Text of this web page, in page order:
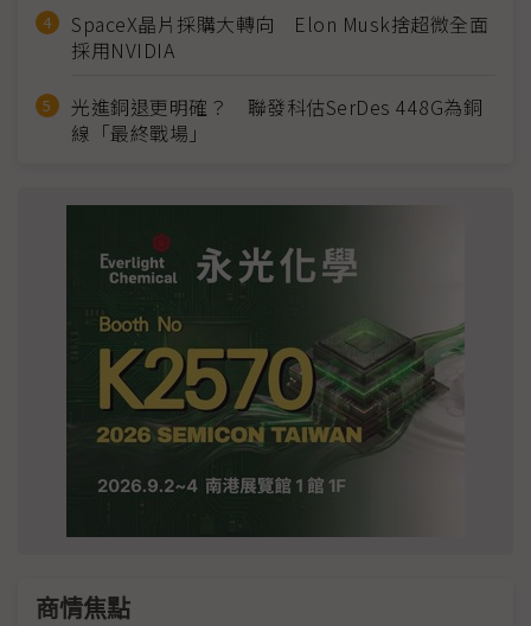
SpaceX晶片採購大轉向 Elon Musk捨超微全面
採用NVIDIA
光進銅退更明確？ 聯發科估SerDes 448G為銅
線「最終戰場」
商情焦點